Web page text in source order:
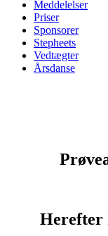
Meddelelser
Priser
Sponsorer
Stepheets
Vedtægter
Årsdanse
Herefter